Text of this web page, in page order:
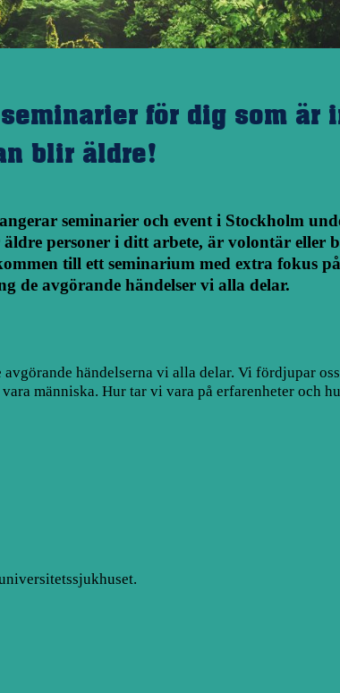
för dig som är
blir äldre!
seminarier och event i Stockholm
personer i ditt arbete, är volontär eller
till ett seminarium med extra fokus på
de avgörande händelser vi alla delar.
händelserna vi alla delar. Vi fördjupar
människa. Hur tar vi vara på erfarenheter och